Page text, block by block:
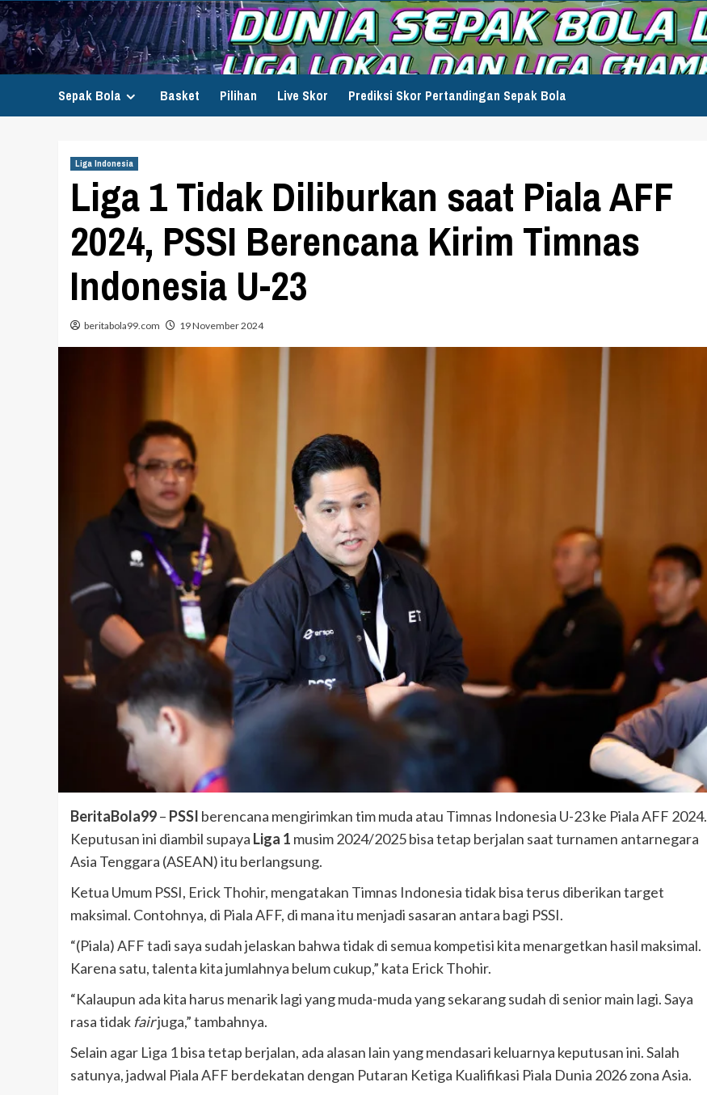
Skip
to
content
Sepak Bola Basket Pilihan Live Skor Prediksi Skor Pertandingan Sepak Bola
Liga Indonesia
Liga 1 Tidak Diliburkan saat Piala AFF
2024, PSSI Berencana Kirim Timnas
Indonesia U-23
beritabola99.com 19 November 2024
BeritaBola99– PSSI berencana mengirimkan tim muda atau Timnas Indonesia U-23 ke Piala AFF 2024.
Keputusan ini diambil supaya Liga 1 musim 2024/2025 bisa tetap berjalan saat turnamen antarnegara
Asia Tenggara (ASEAN) itu berlangsung.
Ketua Umum PSSI, Erick Thohir, mengatakan Timnas Indonesia tidak bisa terus diberikan target
maksimal. Contohnya, di Piala AFF, di mana itu menjadi sasaran antara bagi PSSI.
“(Piala) AFF tadi saya sudah jelaskan bahwa tidak di semua kompetisi kita menargetkan hasil maksimal.
Karena satu, talenta kita jumlahnya belum cukup,” kata Erick Thohir.
“Kalaupun ada kita harus menarik lagi yang muda-muda yang sekarang sudah di senior main lagi. Saya
rasa tidak fairjuga,” tambahnya.
Selain agar Liga 1 bisa tetap berjalan, ada alasan lain yang mendasari keluarnya keputusan ini. Salah
satunya, jadwal Piala AFF berdekatan dengan Putaran Ketiga Kualifikasi Piala Dunia 2026 zona Asia.